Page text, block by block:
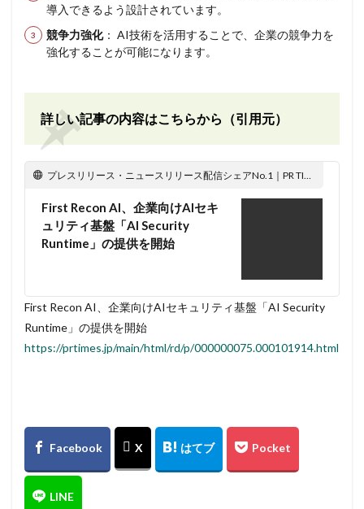
導入できるよう設計されています。
競争力強化： AI技術を活用することで、企業の競争力を
強化することが可能になります。
詳しい記事の内容はこちらから（引用元）
プレスリリース・ニュースリリース配信シェアNo.1｜PR TIMES
First Recon AI、企業向けAIセキ
ュリティ基盤「AI Security
Runtime」の提供を開始
First Recon AI、企業向けAIセキュリティ基盤「AI Security
Runtime」の提供を開始
https://prtimes.jp/main/html/rd/p/000000075.000101914.html